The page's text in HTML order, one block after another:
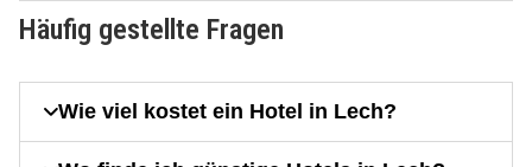
Häufig gestellte Fragen
Wie viel kostet ein Hotel in Lech?